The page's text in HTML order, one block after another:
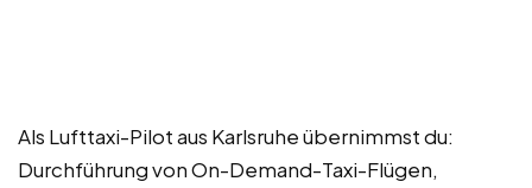
Als Lufttaxi-Pilot aus Karlsruhe übernimmst du:
Durchführung von On-Demand-Taxi-Flügen,